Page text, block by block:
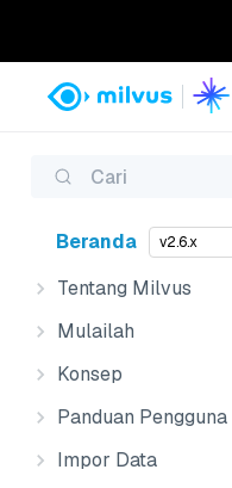
Cari
Beranda v2.6.x
Tentang Milvus
Mulailah
Konsep
Panduan Pengguna
Impor Data